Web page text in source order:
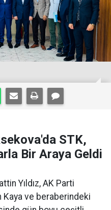
STK,
Bir Araya Geldi
Yıldız, AK Parti
Kaya ve beraberindeki